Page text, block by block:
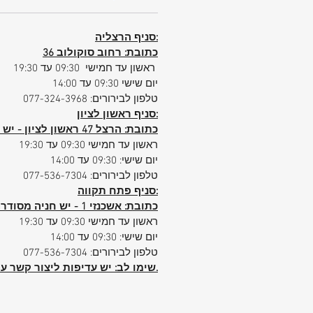
קטנים יותר בדפנות המזוודה.
העסקה הזאת מתייחסת למזוודה גדולה 75CM.
S'Cure 2026 - 75cm
1. שבעה צבעים חדשים לבחירה
2. קליפרס מרכזי עם מנעול TSA
אחיזה
4. 8 גלגלי סיליקון כפולים
5. תוצרת אירופה
6. המזוודה שוקלת 4.6 קילו
סניף הרצליה:
כתובת: רחוב סוקולוב 36
יום שישי 09:30 עד 14:00
טלפון לבירורים: 077-324-3968
סניף ראשון לציון:
כתובת: הרצל 47 ראשון לציון - יש חניה פרטית ללקוחות הסניף
ראשון עד חמישי 09:30 עד 19:30
יום שישי: 09:30 עד 14:00
טלפון לבירורים: 077-536-7304
סניף פתח תקווה:
כתובת: אשכנזי 1 - יש חניה מסודרת ללקוחות הסניף
ראשון עד חמישי 09:30 עד 19:30
יום שישי: 09:30 עד 14:00
טלפון לבירורים: 077-536-7304
שימו לב: יש עדיפות ליצור קשרהביטחוני.